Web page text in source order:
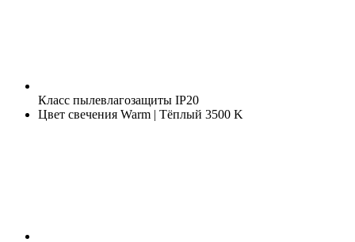
Класс пылевлагозащиты IP20
Цвет свечения Warm | Тёплый 3500 K